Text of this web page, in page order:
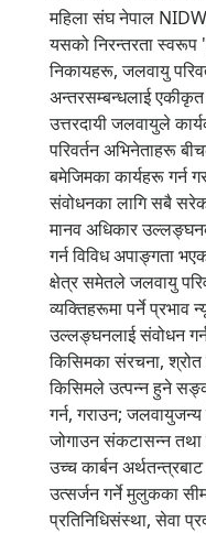
महिला संघ नेपाल
यसको निरन्तरता स्वरूप
निकायहरू, जलवायु
अन्तरसम्बन्धलाई एकीकृत
उत्तरदायी जलवायुले
परिवर्तन अभिनेताहरू
बमेजिमका कार्यहरू गर्न
संवोधनका लागि सबै
मानव अधिकार
गर्न विविध अपाङ्गता
क्षेत्र समेतले जलवायु
व्यक्तिहरूमा पर्ने प्रभाव
उल्लङ्घनलाई संवोधन गर्न
किसिमका संरचना, श्रोत
किसिमले उत्पन्न हुने
गर्न, गराउन; जलवायुजन्य
जोगाउन संकटासन्न तथा
उच्च कार्बन
उत्सर्जन गर्ने मुलुकका
प्रतिनिधिसंस्था, सेवा